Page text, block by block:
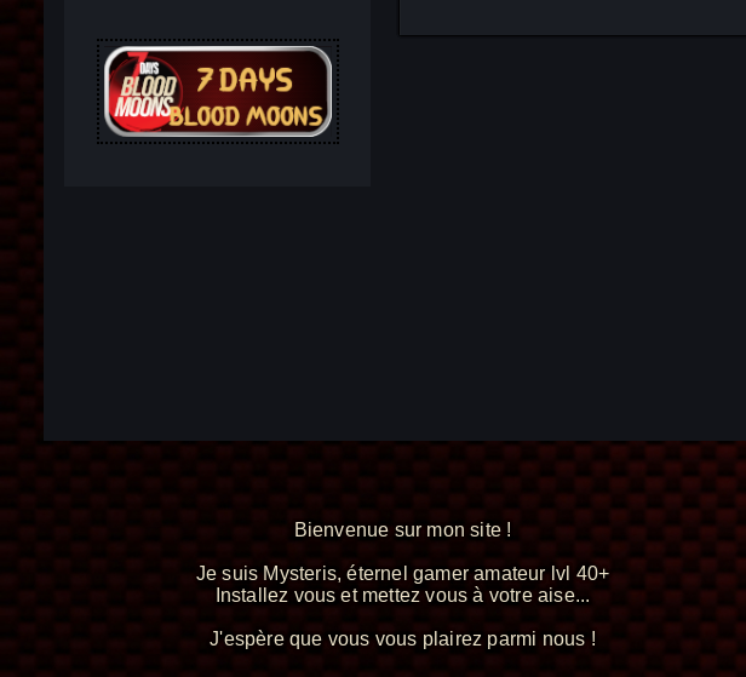
Bienvenue sur mon site !
Je suis Mysteris, éternel gamer amateur lvl 40+
Installez vous et mettez vous à votre aise...
J'espère que vous vous plairez parmi nous !